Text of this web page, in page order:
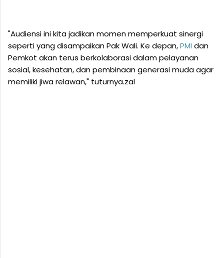
"Audiensi ini kita jadikan momen memperkuat sinergi
seperti yang disampaikan Pak Wali. Ke depan,PMI dan
Pemkot akan terus berkolaborasi dalam pelayanan
sosial, kesehatan, dan pembinaan generasi muda agar
memiliki jiwa relawan," tuturnya.zal